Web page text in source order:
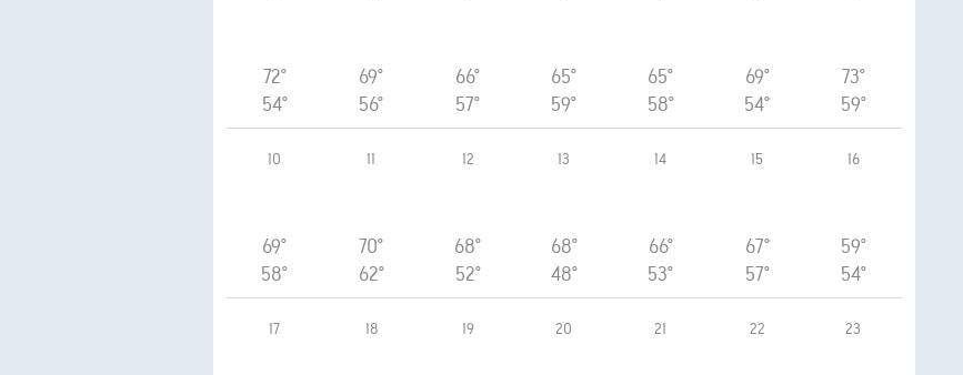
72°
54°
69°
56°
66°
57°
65°
59°
65°
58°
69°
54°
73°
59°
10
69°
58°
11
70°
62°
12
68°
52°
13
68°
48°
14
66°
53°
15
67°
57°
16
59°
54°
17 18 19 20 21 22 23